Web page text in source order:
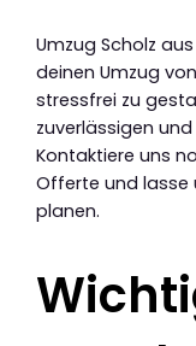
Umzug Scholz
deinen Umzug
stressfrei zu
zuverlässigen
Kontaktiere uns
Offerte und lasse
planen.